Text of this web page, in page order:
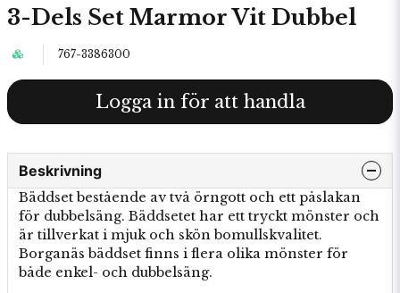
3-Dels Set Marmor Vit Dubbel
767-3386300
Logga in för att handla
Beskrivning
Bäddset bestående av två örngott och ett påslakan
för dubbelsäng. Bäddsetet har ett tryckt mönster och
är tillverkat i mjuk och skön bomullskvalitet.
Borganäs bäddset finns i flera olika mönster för
både enkel- och dubbelsäng.